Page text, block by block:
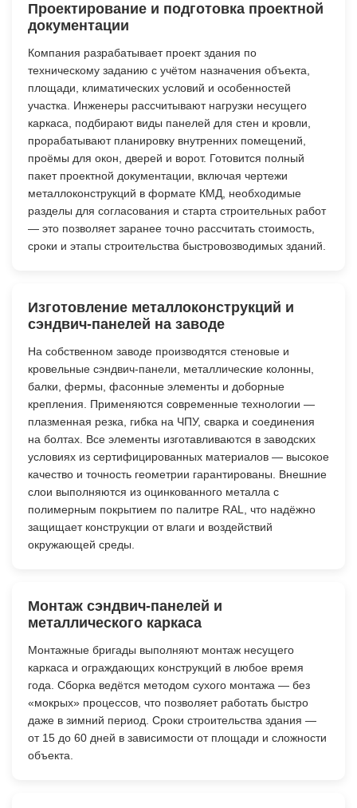
Проектирование и подготовка проектной
документации
Компания разрабатывает проект здания по
техническому заданию с учётом назначения объекта,
площади, климатических условий и особенностей
участка. Инженеры рассчитывают нагрузки несущего
каркаса, подбирают виды панелей для стен и кровли,
прорабатывают планировку внутренних помещений,
проёмы для окон, дверей и ворот. Готовится полный
пакет проектной документации, включая чертежи
металлоконструкций в формате КМД, необходимые
разделы для согласования и старта строительных работ
— это позволяет заранее точно рассчитать стоимость,
сроки и этапы строительства быстровозводимых зданий.
Изготовление металлоконструкций и
сэндвич-панелей на заводе
На собственном заводе производятся стеновые и
кровельные сэндвич-панели, металлические колонны,
балки, фермы, фасонные элементы и доборные
крепления. Применяются современные технологии —
плазменная резка, гибка на ЧПУ, сварка и соединения
на болтах. Все элементы изготавливаются в заводских
условиях из сертифицированных материалов — высокое
качество и точность геометрии гарантированы. Внешние
слои выполняются из оцинкованного металла с
полимерным покрытием по палитре RAL, что надёжно
защищает конструкции от влаги и воздействий
окружающей среды.
Монтаж сэндвич-панелей и
металлического каркаса
Монтажные бригады выполняют монтаж несущего
каркаса и ограждающих конструкций в любое время
года. Сборка ведётся методом сухого монтажа — без
«мокрых» процессов, что позволяет работать быстро
даже в зимний период. Сроки строительства здания —
от 15 до 60 дней в зависимости от площади и сложности
объекта.